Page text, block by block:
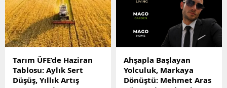
Tarım ÜFE’de Haziran
Tablosu: Aylık Sert
Düşüş, Yıllık Artış
Ahşapla Başlayan
Yolculuk, Markaya
Dönüştü: Mehmet Aras